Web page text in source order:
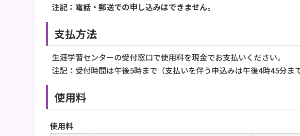
注記：電話・郵送での申し込みはできません。
支払方法
生涯学習センターの受付窓口で使用料を現金でお支払いください。
注記：受付時間は午後5時まで（支払いを伴う申込みは午後4時45分まで
使用料
使用料